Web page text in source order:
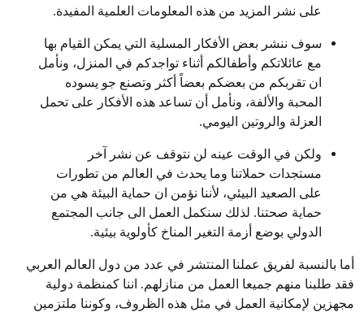
على نشر المزيد من هذه المعلومات العلمية المفيدة.
سوف ننشر بعض الأفكار المسلية التي يمكن القيام بها
مع عائلاتكم وأطفالكم أثناء تواجدكم في المنزل، ونأمل
ان تقربكم من بعضكم بعضاً أكثر وتصنع جو يسوده
المحبة والألفة، ونأمل أن تساعد هذه الأفكار على تحمل
العزلة والروتين اليومي.
ولكن في الوقت عينه لن نتوقف عن نشر آخر
مستجدات حملاتنا وما يحدث في العالم من تطورات
على الصعيد البيئي، لأننا نؤمن ان حماية البيئة هي من
حماية صحتنا. لذلك سنكمل العمل الى جانب المجتمع
الدولي بوضع أزمة التغير المناخ كأولوية بيئية.
أما بالنسبة لفريق عملنا المنتشر في عدد من دول العالم العربي
فقد طلبنا منهم جميعا العمل من منازلهم. اننا كمنظمة دولية
مجهزين لإمكانية العمل في مثل هذه الظروف، وكوننا ملتزمين